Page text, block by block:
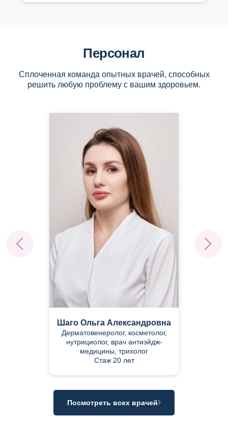
Персонал
Сплоченная команда опытных врачей, способных
решить любую проблему с вашим здоровьем.
Шаго Ольга Александровна
Дерматовенеролог, косметолог,
нутрициолог, врач антиэйдж-
медицины, трихолог
Стаж 20 лет
Посмотреть всех врачей